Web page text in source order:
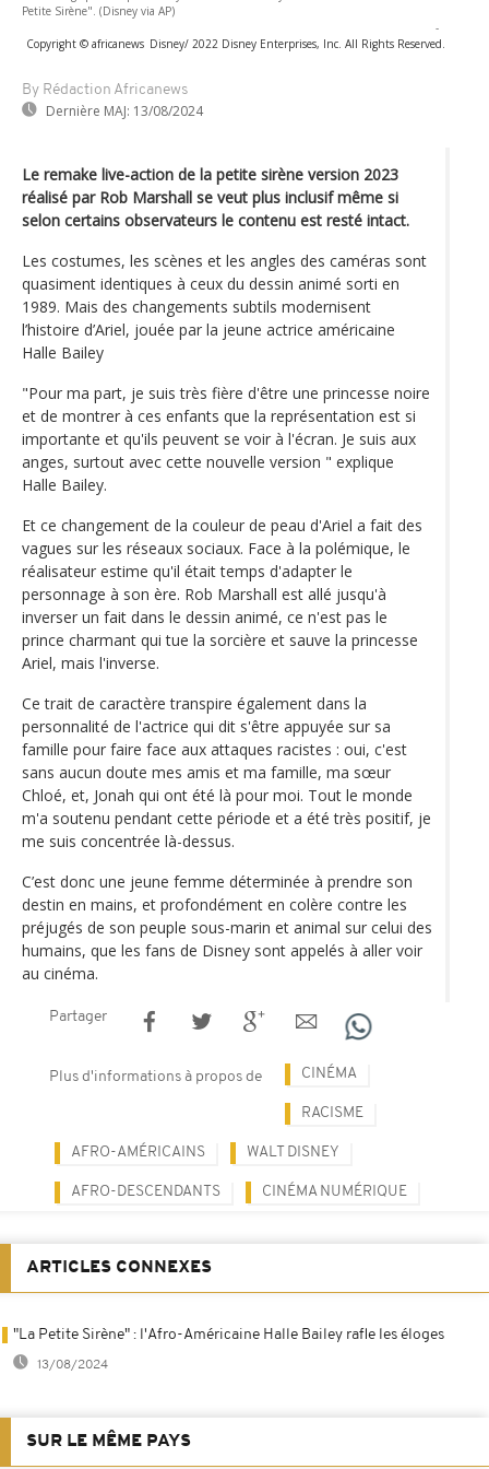
Petite Sirène". (Disney via AP)
-
Copyright © africanews Disney/ 2022 Disney Enterprises, Inc. All Rights Reserved.
By Rédaction Africanews
Dernière MAJ: 13/08/2024
Le remake live-action de la petite sirène version 2023
réalisé par Rob Marshall se veut plus inclusif même si
selon certains observateurs le contenu est resté intact.
Les costumes, les scènes et les angles des caméras sont
quasiment identiques à ceux du dessin animé sorti en
1989. Mais des changements subtils modernisent
l’histoire d’Ariel, jouée par la jeune actrice américaine
Halle Bailey
"Pour ma part, je suis très fière d'être une princesse noire
et de montrer à ces enfants que la représentation est si
importante et qu'ils peuvent se voir à l'écran. Je suis aux
anges, surtout avec cette nouvelle version " explique
Halle Bailey.
Et ce changement de la couleur de peau d'Ariel a fait des
vagues sur les réseaux sociaux. Face à la polémique, le
réalisateur estime qu'il était temps d'adapter le
personnage à son ère. Rob Marshall est allé jusqu'à
inverser un fait dans le dessin animé, ce n'est pas le
prince charmant qui tue la sorcière et sauve la princesse
Ariel, mais l'inverse.
Ce trait de caractère transpire également dans la
personnalité de l'actrice qui dit s'être appuyée sur sa
famille pour faire face aux attaques racistes : oui, c'est
sans aucun doute mes amis et ma famille, ma sœur
Chloé, et, Jonah qui ont été là pour moi. Tout le monde
m'a soutenu pendant cette période et a été très positif, je
me suis concentrée là-dessus.
C’est donc une jeune femme déterminée à prendre son
destin en mains, et profondément en colère contre les
préjugés de son peuple sous-marin et animal sur celui des
humains, que les fans de Disney sont appelés à aller voir
au cinéma.
Partager
Plus d'informations à propos de CINÉMA
RACISME
AFRO-AMÉRICAINS WALT DISNEY
AFRO-DESCENDANTS CINÉMA NUMÉRIQUE
ARTICLES CONNEXES
"La Petite Sirène" : l'Afro-Américaine Halle Bailey rafle les éloges
13/08/2024
SUR LE MÊME PAYS